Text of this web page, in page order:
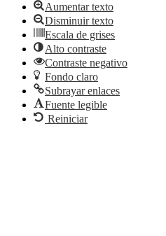
Aumentar texto
Disminuir texto
Escala de grises
Alto contraste
Contraste negativo
Fondo claro
Subrayar enlaces
Fuente legible
Reiniciar